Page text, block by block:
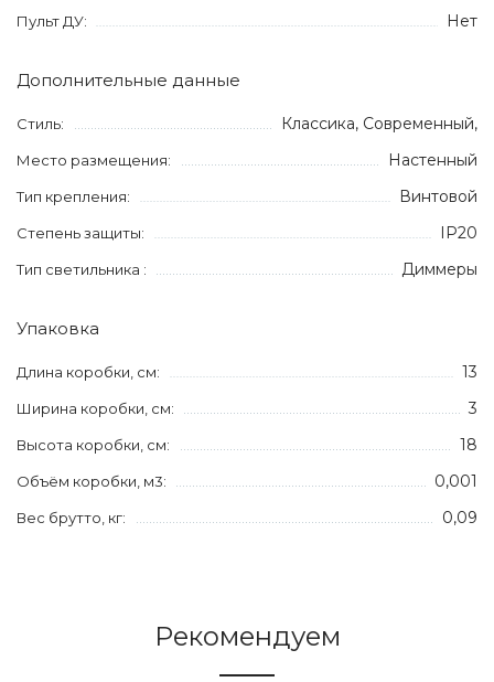
Пульт ДУ: Нет
Дополнительные данные
Стиль: Классика, Современный,
Место размещения: Настенный
Тип крепления: Винтовой
Степень защиты: IP20
Тип светильника : Диммеры
Упаковка
Длина коробки, см: 13
Ширина коробки, см: 3
Высота коробки, см: 18
Объём коробки, м3: 0,001
Вес брутто, кг: 0,09
Рекомендуем